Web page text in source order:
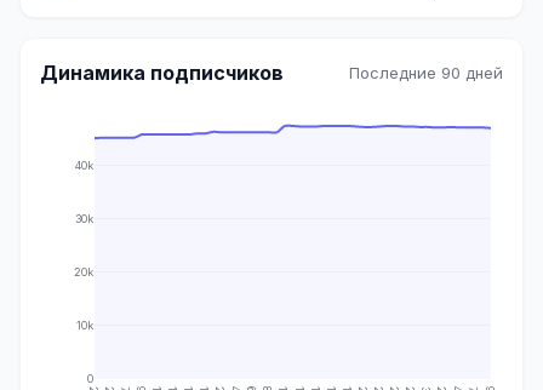
Динамика подписчиков Последние 90 дней
0
10k
20k
30k
40k